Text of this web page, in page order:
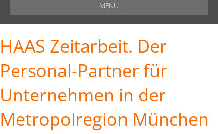
MENÜ
HAAS Zeitarbeit. Der
Personal-Partner für
Unternehmen in der
Metropolregion München